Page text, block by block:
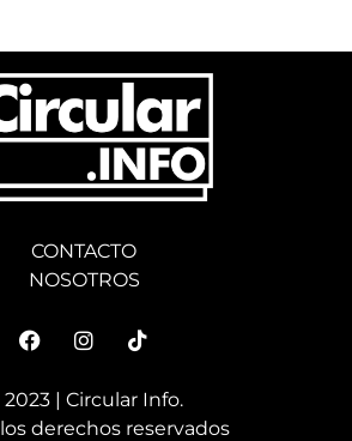
CONTACTO
NOSOTROS
| Circular Info.
derechos reservados